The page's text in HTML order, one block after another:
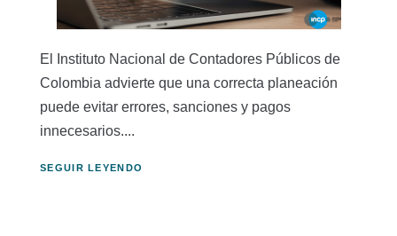
El Instituto Nacional de Contadores Públicos de
Colombia advierte que una correcta planeación
puede evitar errores, sanciones y pagos
innecesarios....
SEGUIR LEYENDO